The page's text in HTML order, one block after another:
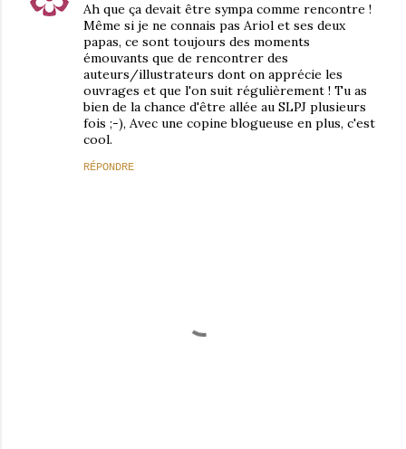
Ah que ça devait être sympa comme rencontre !
Même si je ne connais pas Ariol et ses deux
papas, ce sont toujours des moments
émouvants que de rencontrer des
auteurs/illustrateurs dont on apprécie les
ouvrages et que l'on suit régulièrement ! Tu as
bien de la chance d'être allée au SLPJ plusieurs
fois ;-), Avec une copine blogueuse en plus, c'est
cool.
RÉPONDRE